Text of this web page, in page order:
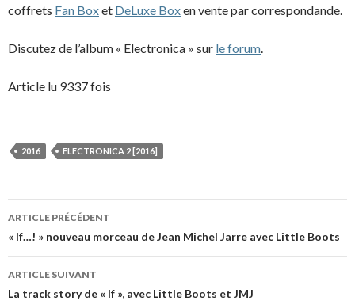
coffrets Fan Boxet DeLuxe Boxen vente par correspondande.
Discutez de l’album « Electronica » sur le forum.
Article lu 9337 fois
2016 ELECTRONICA 2 [2016]
Navigation
des
articles
ARTICLE PRÉCÉDENT
« If…! » nouveau morceau de Jean Michel Jarre avec Little Boots
ARTICLE SUIVANT
La track story de « If », avec Little Boots et JMJ